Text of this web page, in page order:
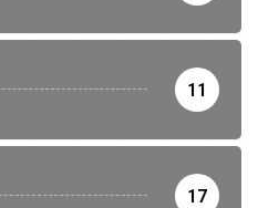
11
17